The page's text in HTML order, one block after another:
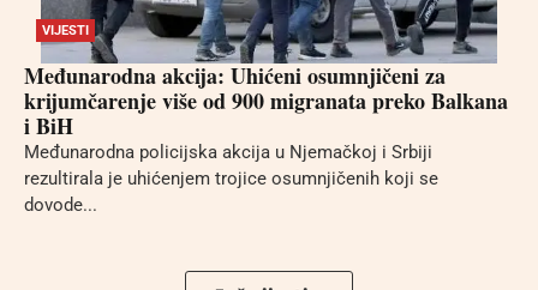
VIJESTI
Međunarodna akcija: Uhićeni osumnjičeni za
krijumčarenje više od 900 migranata preko Balkana
i BiH
Međunarodna policijska akcija u Njemačkoj i Srbiji
rezultirala je uhićenjem trojice osumnjičenih koji se
dovode...